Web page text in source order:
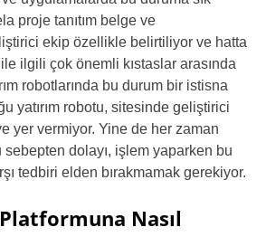
proje tanıtım belge ve
ekip özellikle belirtiliyor ve hatta
ilgili çok önemli kıstaslar arasında
robotlarında bu durum bir istisna
yatırım robotu, sitesinde geliştirici
yer vermiyor. Yine de her zaman
dolayı, işlem yaparken bu
tedbiri elden bırakmamak gerekiyor.
Nasıl